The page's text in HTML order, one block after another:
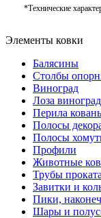
*Технические
Элементы ковки
Балясины
Столбы
Виноград
Лоза
Перила
Полосы
Полосы
Профили
Животные
Трубы
Завитки и
Пики,
Шары и